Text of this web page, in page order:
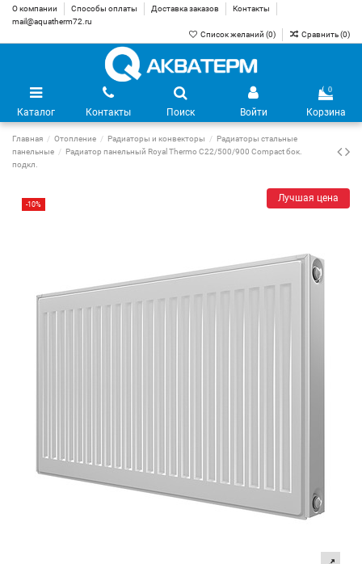
О компании Способы оплаты Доставка заказов
Контакты
mail@aquatherm72.ru
Список желаний (0) Сравнить (0)
Каталог Контакты Поиск Войти
0
Корзина
Главная Отопление Радиаторы и конвекторы
Радиаторы стальные
панельные
Радиатор панельный Royal Thermo C22/500/900 Compact бок.
подкл.
-10%
Лучшая цена